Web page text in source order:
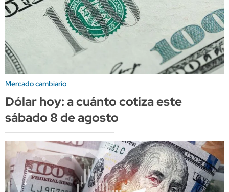
Mercado cambiario
Dólar hoy: a cuánto cotiza este
sábado 8 de agosto